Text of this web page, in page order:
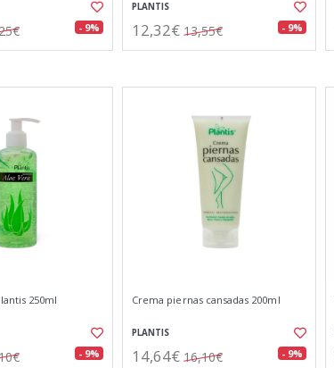
- 9%
PLANTIS
12,32€ 13,55€ - 9%
250ml
- 9%
Crema piernas cansadas 200ml
PLANTIS
14,64€ 16,10€ - 9%